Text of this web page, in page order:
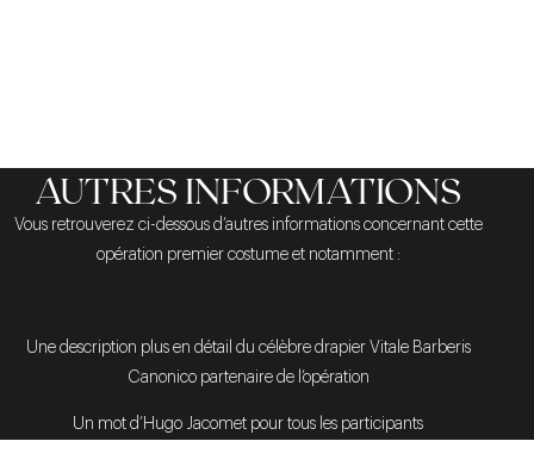
LA LAINE NATTÉ
LE BLAZER
PANTALON GRIS
AUTRES INFORMATIONS
Vous retrouverez ci-dessous d’autres informations concernant cette
opération premier costume et notamment :
Une description plus en détail du célèbre drapier Vitale Barberis
Canonico partenaire de l’opération
Un mot d’Hugo Jacomet pour tous les participants